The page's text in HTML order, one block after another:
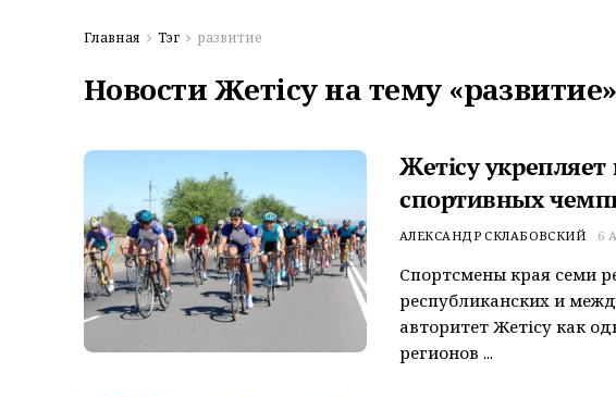
Главная Тэг развитие
Новости Жетісу на тему «развитие»
Жетісу
спортивных
АЛЕКСАНДР СКЛАБОВСКИЙ 6
Спортсмены края семи
республиканских и
авторитет Жетісу как
регионов ...